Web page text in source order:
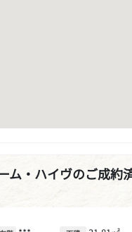
ム・ハイヴのご成約